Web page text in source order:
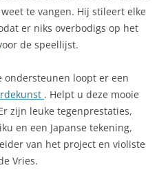
te vangen. Hij stileert elke
er niks overbodigs op het
de speellijst.
loopt er een
. Helpt u deze mooie
zijn leuke tegenprestaties,
en een Japanse tekening,
van het project en violiste
Vries.